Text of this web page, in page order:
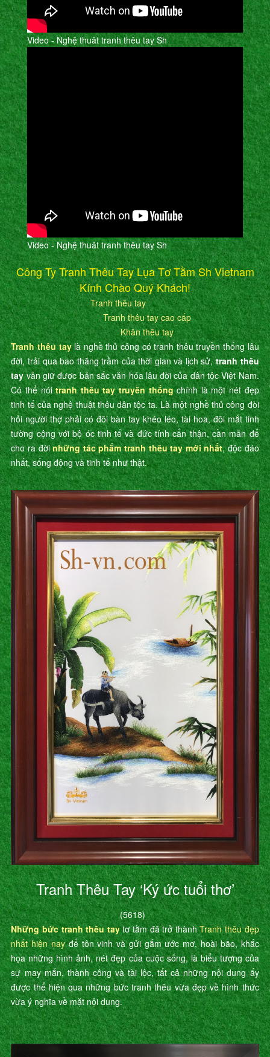
Video - Nghệ thuât tranh thêu tay Sh
Video - Nghệ thuât tranh thêu tay Sh
Công Ty Tranh Thêu Tay Lụa Tơ Tằm Sh Vietnam
Kính Chào Quý Khách!
Tranh thêu tay
Tranh thêu tay cao cấp
Khăn thêu tay
Tranh thêu taylà nghề thủ công có tranh thêu truyền thống lâu
đời, trải qua bao thăng trầm của thời gian và lịch sử,tranh thêu
tayvẫn giữ được bản sắc văn hóa lâu đời của dân tộc Việt Nam.
Có thể nóitranh thêu tay truyền thốngchính là một nét đẹp
tinh tế của nghệ thuật thêu dân tộc ta. Là một nghề thủ công đòi
hỏi người thợ phải có đôi bàn tay khéo léo, tài hoa, đôi mắt tinh
tường cộng với bộ óc tinh tế và đức tính cẩn thận, cần mẫn để
cho ra đờinhững tác phẩm tranh thêu tay mới nhất, độc đáo
nhất, sống động và tinh tế như thật.
Tranh Thêu Tay ‘Ký ức tuổi thơ’
(5618)
Những bức tranh thêu taytơ tằm đã trở thànhTranh thêu đẹp
nhất hiện nayđể tôn vinh và gửi gắm ước mơ, hoài bão, khắc
họa những hình ảnh, nét đẹp của cuộc sống, là biểu tượng của
sự may mắn, thành công và tài lộc, tất cả những nội dung ấy
được thể hiện qua những bức tranh thêu vừa đẹp về hình thức
vừa ý nghĩa về mặt nội dung.